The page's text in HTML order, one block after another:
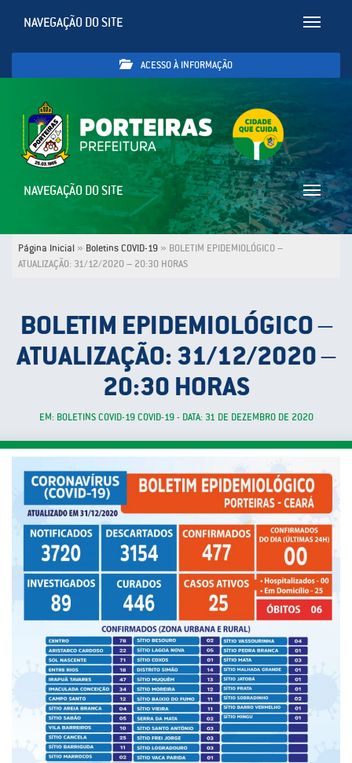
Toggle
NAVEGAÇÃO DO SITE
ACESSO À INFORMAÇÃO
Toggle
NAVEGAÇÃO DO SITE
Página Inicial » Boletins COVID-19 » BOLETIM EPIDEMIOLÓGICO –
ATUALIZAÇÃO: 31/12/2020 – 20:30 HORAS
BOLETIM EPIDEMIOLÓGICO –
ATUALIZAÇÃO: 31/12/2020 –
20:30 HORAS
EM: BOLETINS COVID-19 COVID-19 - DATA: 31 DE DEZEMBRO DE 2020